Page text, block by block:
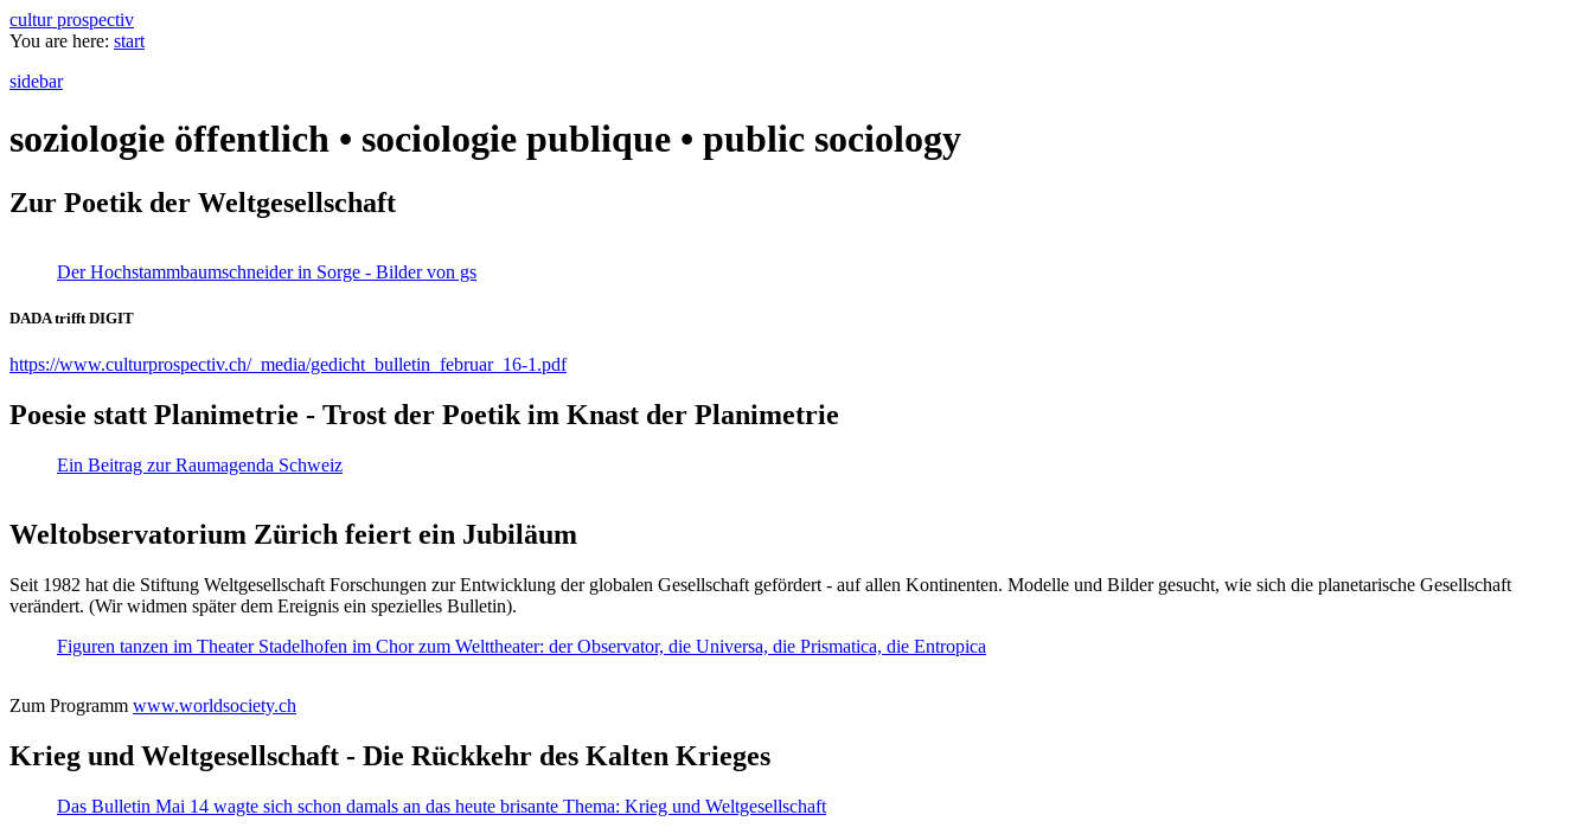
cultur prospectiv
You are here: start
sidebar
soziologie öffentlich • sociologie publique • public sociology
Zur Poetik der Weltgesellschaft
Der Hochstammbaumschneider in Sorge - Bilder von gs
DADA trifft DIGIT
https://www.culturprospectiv.ch/_media/gedicht_bulletin_februar_16-1.pdf
Poesie statt Planimetrie - Trost der Poetik im Knast der Planimetrie
Ein Beitrag zur Raumagenda Schweiz
Weltobservatorium Zürich feiert ein Jubiläum
Seit 1982 hat die Stiftung Weltgesellschaft Forschungen zur Entwicklung der globalen Gesellschaft gefördert - auf allen Kontinenten. Modelle und Bilder gesucht, wie sich die planetarische Gesellschaft
verändert. (Wir widmen später dem Ereignis ein spezielles Bulletin).
Figuren tanzen im Theater Stadelhofen im Chor zum Welttheater: der Observator, die Universa, die Prismatica, die Entropica
Zum Programm www.worldsociety.ch
Krieg und Weltgesellschaft - Die Rückkehr des Kalten Krieges
Das Bulletin Mai 14 wagte sich schon damals an das heute brisante Thema: Krieg und Weltgesellschaft